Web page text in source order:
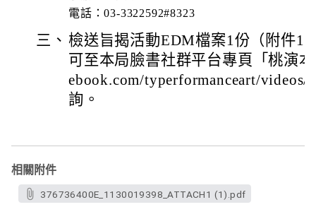
電話：03-3322592#8323
三、 檢送旨揭活動EDM檔案1份（附件1
可至本局臉書社群平台專頁「桃演
ebook.com/typerformanceart/
詢。
相關附件
376736400E_1130019398_ATTACH1 (1).pdf